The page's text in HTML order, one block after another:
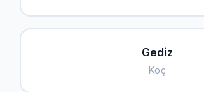
Gediz
Koç